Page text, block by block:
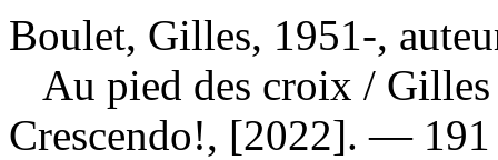
Boulet, Gilles, 1951-,
Au pied des croix /
Crescendo!, [2022]. — 191